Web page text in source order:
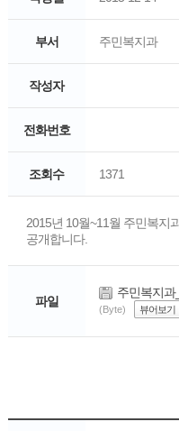
부서 주민복지과
작성자
전화번호
조회수 1371
2015년 10월~11월 주민복지
공개합니다.
파일
주민복지과
(Byte) 뷰어보기